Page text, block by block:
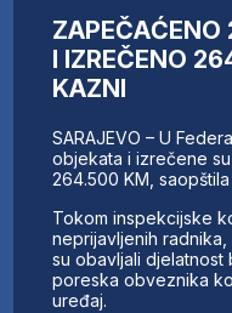
AKTUELNO
ANALIZE
KOMPANIJE
FINANSIJE
IZ STRANIH MEDIJA
AKTIVNOSTI
SWOT INTERVJU
UČLANI SE
KONTAKT
ZAPEČAĆENO
I IZREČENO
KAZNI
SARAJEVO – U
objekata i izrečene
264.500 KM,
Tokom inspekcijske
neprijavljenih
su obavljali
poreska obveznika
uređaj.